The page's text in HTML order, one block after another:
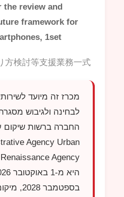
the review and
framework for
1set
方検討等支援業務一式
מכרז זה מיועד
לבחינה ולגיבוש
החברה ברשות שיקום
Agency Urban
Renaissance Agency
.
בספטמבר